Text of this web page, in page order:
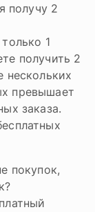
получу 2
1
получить 2
нескольких
превышает
заказа.
покупок,